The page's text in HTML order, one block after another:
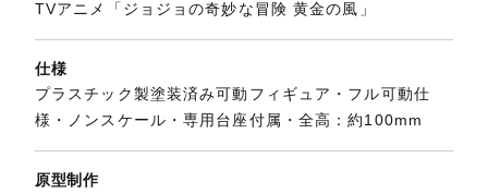
TVアニメ「ジョジョの奇妙な冒険 黄金の風」
仕様
プラスチック製塗装済み可動フィギュア・フル可動仕
様・ノンスケール・専用台座付属・全高：約100mm
原型制作